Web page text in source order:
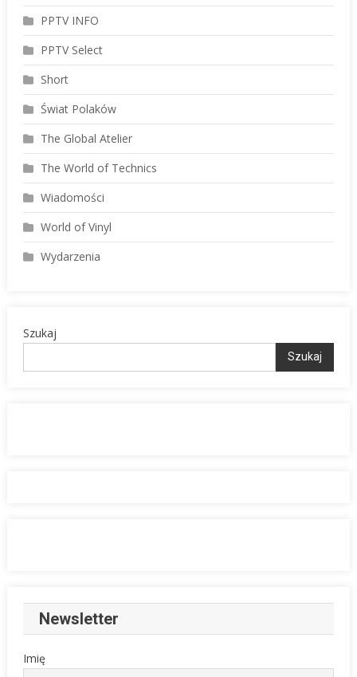
PPTV INFO
PPTV Select
Short
Świat Polaków
The Global Atelier
The World of Technics
Wiadomości
World of Vinyl
Wydarzenia
Szukaj
Szukaj
Newsletter
Imię